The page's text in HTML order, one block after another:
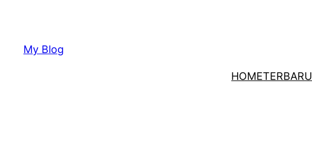
kontenMy Blog
HOMETERBARU